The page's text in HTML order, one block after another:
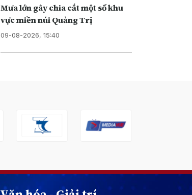
Mưa lớn gây chia cắt một số khu
vực miền núi Quảng Trị
09-08-2026, 15:40